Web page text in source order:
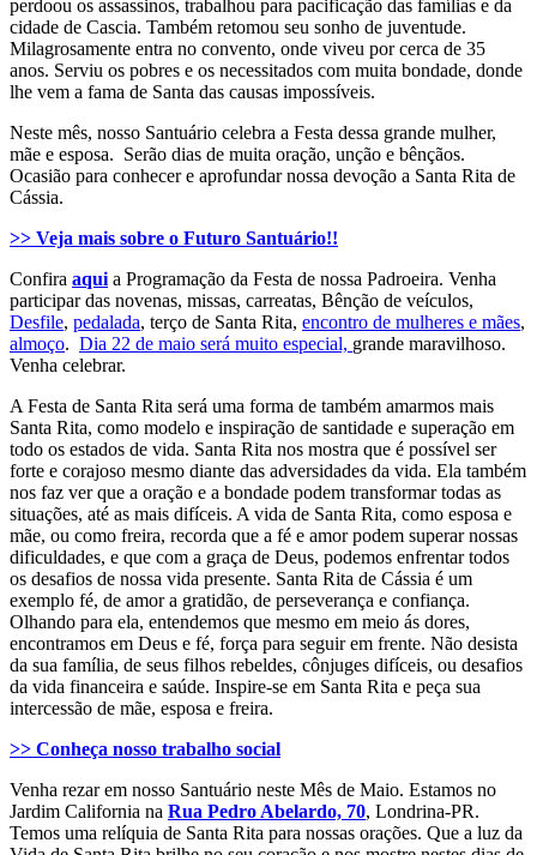
perdoou os assassinos, trabalhou para pacificação das famílias e da
cidade de Cascia. Também retomou seu sonho de juventude.
Milagrosamente entra no convento, onde viveu por cerca de 35
anos. Serviu os pobres e os necessitados com muita bondade, donde
lhe vem a fama de Santa das causas impossíveis.
Neste mês, nosso Santuário celebra a Festa dessa grande mulher,
mãe e esposa. Serão dias de muita oração, unção e bênçãos.
Ocasião para conhecer e aprofundar nossa devoção a Santa Rita de
Cássia.
>> Veja mais sobre o Futuro Santuário!!
Confira aqui a Programação da Festa de nossa Padroeira. Venha
participar das novenas, missas, carreatas, Bênção de veículos,
Desfile, pedalada, terço de Santa Rita, encontro de mulheres e mães,
almoço. Dia 22 de maio será muito especial, grande maravilhoso.
Venha celebrar.
A Festa de Santa Rita será uma forma de também amarmos mais
Santa Rita, como modelo e inspiração de santidade e superação em
todo os estados de vida. Santa Rita nos mostra que é possível ser
forte e corajoso mesmo diante das adversidades da vida. Ela também
nos faz ver que a oração e a bondade podem transformar todas as
situações, até as mais difíceis. A vida de Santa Rita, como esposa e
mãe, ou como freira, recorda que a fé e amor podem superar nossas
dificuldades, e que com a graça de Deus, podemos enfrentar todos
os desafios de nossa vida presente. Santa Rita de Cássia é um
exemplo fé, de amor a gratidão, de perseverança e confiança.
Olhando para ela, entendemos que mesmo em meio ás dores,
encontramos em Deus e fé, força para seguir em frente. Não desista
da sua família, de seus filhos rebeldes, cônjuges difíceis, ou desafios
da vida financeira e saúde. Inspire-se em Santa Rita e peça sua
intercessão de mãe, esposa e freira.
>> Conheça nosso trabalho social
Venha rezar em nosso Santuário neste Mês de Maio. Estamos no
Jardim California na Rua Pedro Abelardo, 70, Londrina-PR.
Temos uma relíquia de Santa Rita para nossas orações. Que a luz da